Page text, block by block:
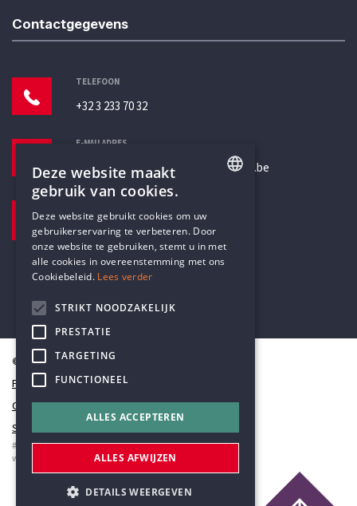
Contactgegevens
TELEFOON
+32 3 233 70 32
E-MAILADRES
secretariaat@humanistischverbond.be
Pottenbrug 4
Antwerpen, 2000
© Humanistisch Verbond 2026
Privacy
Cookiestatement
Sitemap
#codedwithlove byCodelines
webapplicaties
mobiele apps&maatwerk websites
DUTCH
Deze website maakt
gebruik van cookies.
Deze website gebruikt cookies om uw
gebruikerservaring te verbeteren. Door
onze website te gebruiken, stemt u in met
alle cookies in overeenstemming met ons
Cookiebeleid. Lees verder
STRIKT NOODZAKELIJK
PRESTATIE
TARGETING
FUNCTIONEEL
ALLES ACCEPTEREN
ALLES AFWIJZEN
DETAILS WEERGEVEN